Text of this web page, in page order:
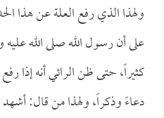
ولهذا الذي رفع العلة عن هذا
على أن رسول الله صلى الله
كثيراً، حتى ظن الرائي أنه إذا
دعاءً وذكراً، ولهذا من قال: أشهد